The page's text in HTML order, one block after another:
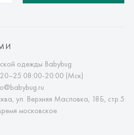
одежды Babybug
08:00-20:00 (Мск)
ул. Верхняя Масловка, 18Б, стр.5
московское